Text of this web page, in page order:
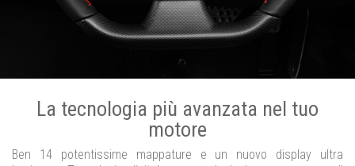
La tecnologia più avanzata nel tuo
motore
Ben 14 potentissime mappature e un nuovo display ultra